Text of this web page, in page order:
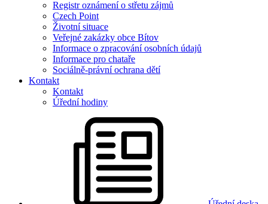
Registr oznámení o střetu zájmů
Czech Point
Životní situace
Veřejné zakázky obce Bítov
Informace o zpracování osobních údajů
Informace pro chataře
Sociálně-právní ochrana dětí
Kontakt
Kontakt
Úřední hodiny